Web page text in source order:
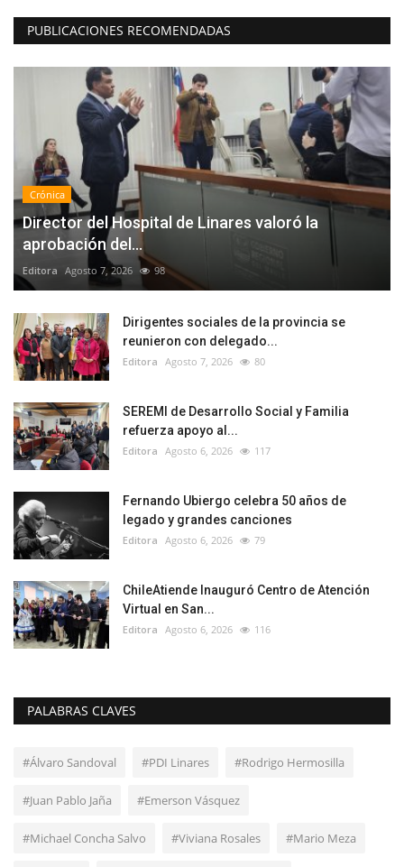
PUBLICACIONES RECOMENDADAS
Crónica
Director del Hospital de Linares valoró la
aprobación del...
Editora Agosto 7, 2026 98
Dirigentes sociales de la provincia se
reunieron con delegado...
Editora Agosto 7, 2026 80
SEREMI de Desarrollo Social y Familia
refuerza apoyo al...
Editora Agosto 6, 2026 117
Fernando Ubiergo celebra 50 años de
legado y grandes canciones
Editora Agosto 6, 2026 79
ChileAtiende Inauguró Centro de Atención
Virtual en San...
Editora Agosto 6, 2026 116
PALABRAS CLAVES
#Álvaro Sandoval #PDI Linares #Rodrigo Hermosilla
#Juan Pablo Jaña #Emerson Vásquez
#Michael Concha Salvo #Viviana Rosales #Mario Meza